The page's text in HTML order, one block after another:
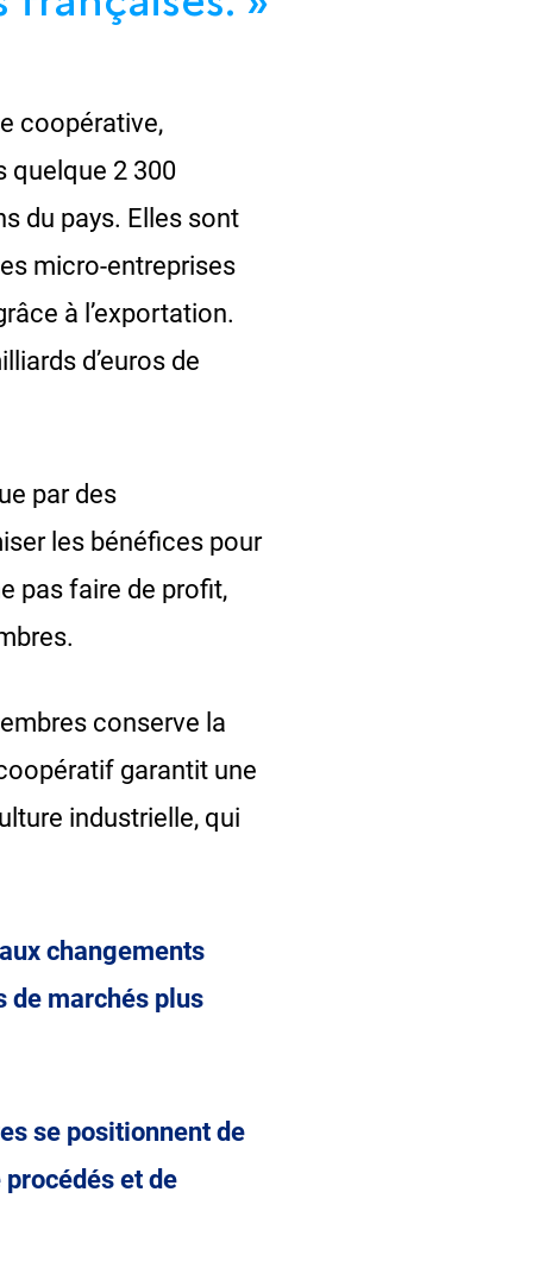
coopérative,
quelque 2 300
du pays. Elles sont
micro-entreprises
à l’exportation.
d’euros de
par des
les bénéfices pour
pas faire de profit,
conserve la
garantit une
industrielle, qui
changements
de marchés plus
se positionnent de
et de